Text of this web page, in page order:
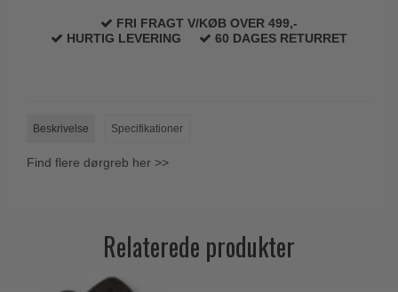
FRI FRAGT V/KØB OVER 499,-
HURTIG LEVERING
60 DAGES RETURRET
Beskrivelse Specifikationer
Find flere dørgreb her >>
Relaterede produkter